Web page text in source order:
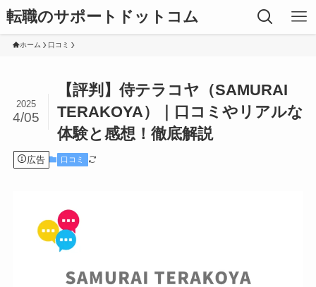
転職のサポートドットコム
ホーム 口コミ
【評判】侍テラコヤ（SAMURAI
TERAKOYA）｜口コミやリアルな
体験と感想！徹底解説
2025
4/05
広告 口コミ